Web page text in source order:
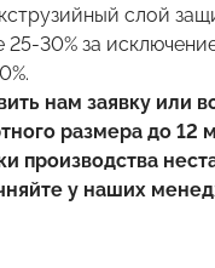
слой
25-30% за
нам заявку или
размера до 12
производства
у наших